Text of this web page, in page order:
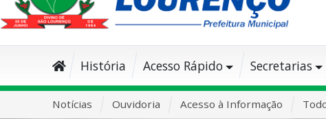
História Acesso Rápido Secretarias
Notícias Ouvidoria Acesso à Informação